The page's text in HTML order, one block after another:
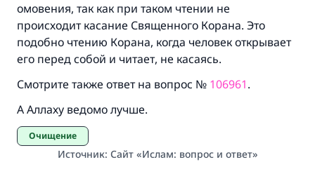
омовения, так как при таком чтении не
происходит касание Священного Корана. Это
подобно чтению Корана, когда человек открывает
его перед собой и читает, не касаясь.
Смотрите также ответ на вопрос № 106961.
А Аллаху ведомо лучше.
Очищение
Источник: Сайт «Ислам: вопрос и ответ»